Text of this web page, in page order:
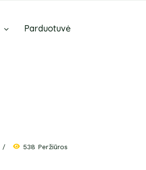
Parduotuvė
538 Peržiūros